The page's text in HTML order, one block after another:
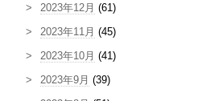
2023年12月 (61)
2023年11月 (45)
2023年10月 (41)
2023年9月 (39)